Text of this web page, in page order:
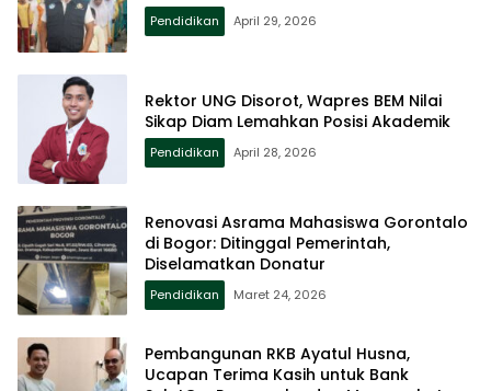
Pendidikan April 29, 2026
Rektor UNG Disorot, Wapres BEM Nilai
Sikap Diam Lemahkan Posisi Akademik
Pendidikan April 28, 2026
Renovasi Asrama Mahasiswa Gorontalo
di Bogor: Ditinggal Pemerintah,
Diselamatkan Donatur
Pendidikan Maret 24, 2026
Pembangunan RKB Ayatul Husna,
Ucapan Terima Kasih untuk Bank